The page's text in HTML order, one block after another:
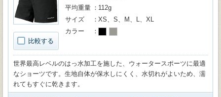
比較する
平均重量
112g
サイズ
XS、S、M、L、XL
カラー
世界最高レベルのはっ水加工を施した、ウォータースポーツに最適
なショーツです。生地自体が保水しにくく、水切れがよいため、濡
れてもすぐに乾きます。